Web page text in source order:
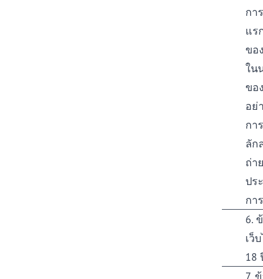
กา
แร
ขอ
ใน
ขอ
อย่
กา
ลัก
ถ่า
ปร
กา
6.
เว็
18
7.